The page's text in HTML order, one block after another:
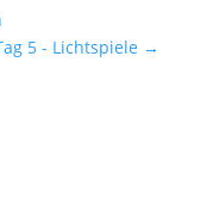
5 - Lichtspiele →